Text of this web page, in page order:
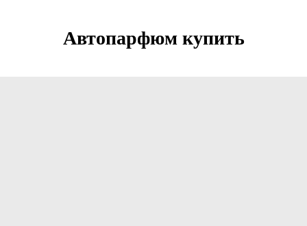
Автопарфюм купить